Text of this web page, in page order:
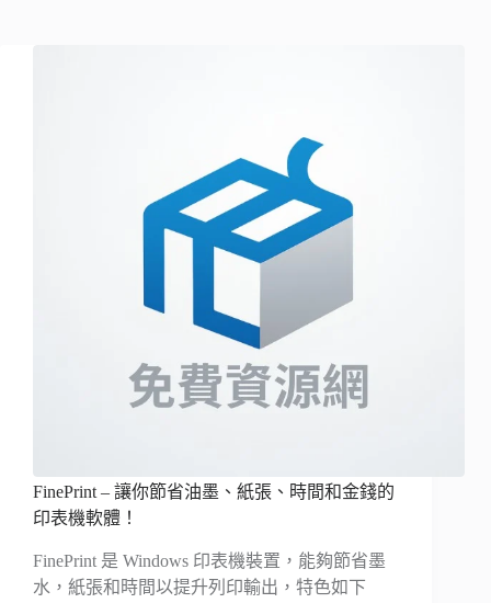
FinePrint – 讓你節省油墨、紙張、時間和金錢的
印表機軟體！
FinePrint 是 Windows 印表機裝置，能夠節省墨
水，紙張和時間以提升列印輸出，特色如下